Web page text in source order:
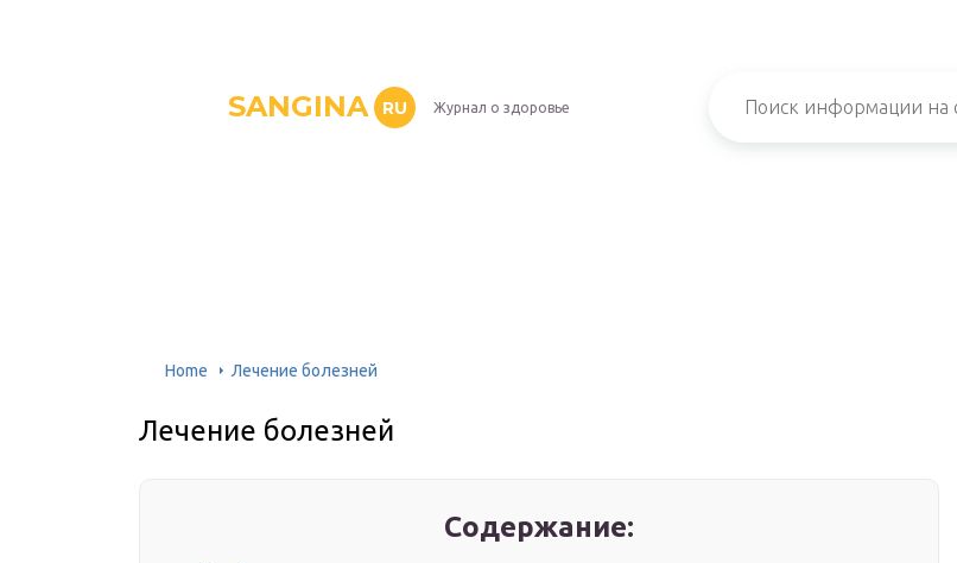
SANGINA RU Журнал о здоровье
Home Лечение болезней
Лечение болезней
Содержание: